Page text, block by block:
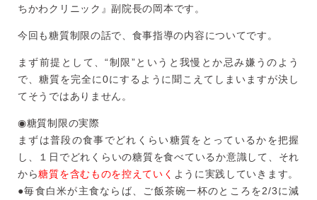
ちかわクリニック』副院長の岡本です。
今回も糖質制限の話で、食事指導の内容についてです。
まず前提として、“制限”というと我慢とか忌み嫌うのよう
で、糖質を完全に0にするように聞こえてしまいますが決し
てそうではあ りません。
◉糖質制限の実際
まずは普段の食事でどれくらい糖質をとっているかを把握
し、１日 でどれくらいの糖質を食べているか意識して、それ
から糖質を含むものを控えていく ように実践していきます。
●毎食白米が主食ならば、ご飯茶碗一杯のところを2/3に減